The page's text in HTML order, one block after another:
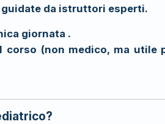
da istruttori esperti.
giornata .
corso (non medico, ma utile